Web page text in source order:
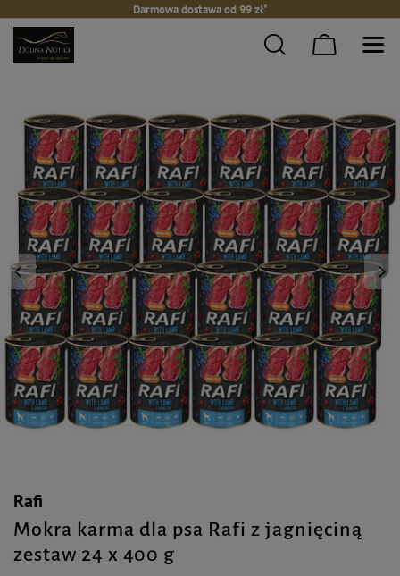
Darmowa dostawa od 99 zł*
Rafi
Mokra karma dla psa Rafi z jagnięciną
zestaw 24 x 400 g